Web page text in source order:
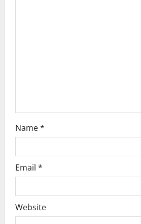
Name*
Email *
Website